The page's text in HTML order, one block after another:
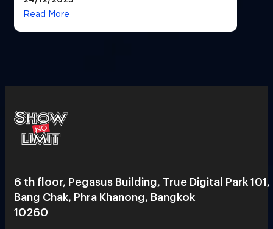
Read More
6 th floor, Pegasus Building, True Digital Park 101,
Bang Chak, Phra Khanong, Bangkok
10260